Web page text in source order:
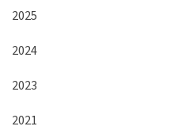
2025
2024
2023
2021